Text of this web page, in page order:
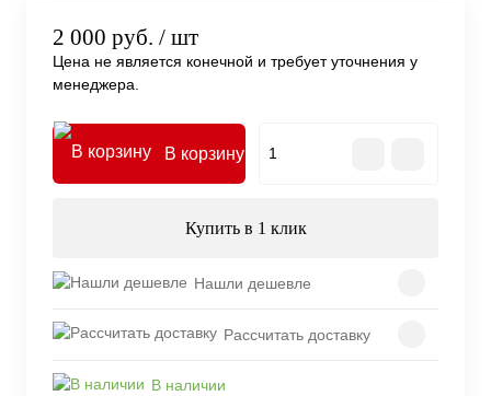
2 000 руб. / шт
Цена не является конечной и требует уточнения у
менеджера.
В корзину
Купить в 1 клик
Нашли дешевле
Рассчитать доставку
В наличии